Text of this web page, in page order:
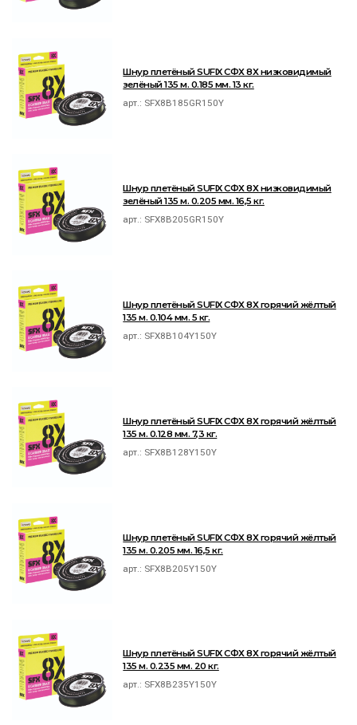
Шнур плетёный SUFIX СФХ 8Х низковидимый
зелёный 135 м. 0.185 мм. 13 кг.
арт.: SFX8B185GR150Y
Шнур плетёный SUFIX СФХ 8Х низковидимый
зелёный 135 м. 0.205 мм. 16,5 кг.
арт.: SFX8B205GR150Y
Шнур плетёный SUFIX СФХ 8Х горячий жёлтый
135 м. 0.104 мм. 5 кг.
арт.: SFX8B104Y150Y
Шнур плетёный SUFIX СФХ 8Х горячий жёлтый
135 м. 0.128 мм. 7,3 кг.
арт.: SFX8B128Y150Y
Шнур плетёный SUFIX СФХ 8Х горячий жёлтый
135 м. 0.205 мм. 16,5 кг.
арт.: SFX8B205Y150Y
Шнур плетёный SUFIX СФХ 8Х горячий жёлтый
135 м. 0.235 мм. 20 кг.
арт.: SFX8B235Y150Y